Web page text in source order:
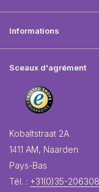
Informations
Sceaux d'agrément
Kobaltstraat 2A
1411 AM, Naarden
Pays-Bas
Tél. : +31(0)35-